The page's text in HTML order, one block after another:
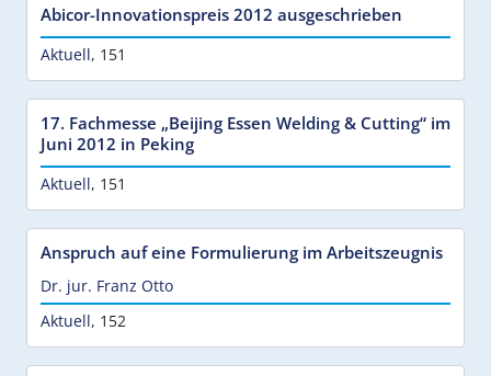
Abicor-Innovationspreis 2012 ausgeschrieben
Aktuell, 151
17. Fachmesse „Beijing Essen Welding & Cutting“ im
Juni 2012 in Peking
Aktuell, 151
Anspruch auf eine Formulierung im Arbeitszeugnis
Dr. jur. Franz Otto
Aktuell, 152